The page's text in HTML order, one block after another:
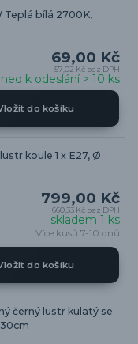
Teplá bílá 2700K,
69,00 Kč
57,02 Kč bez DPH
k odeslání > 10 ks
do košíku
koule 1 x E27, Ø
799,00 Kč
660,33 Kč bez DPH
skladem 1 ks
Více kusů 7-10 dnů
do košíku
černý lustr kulatý se